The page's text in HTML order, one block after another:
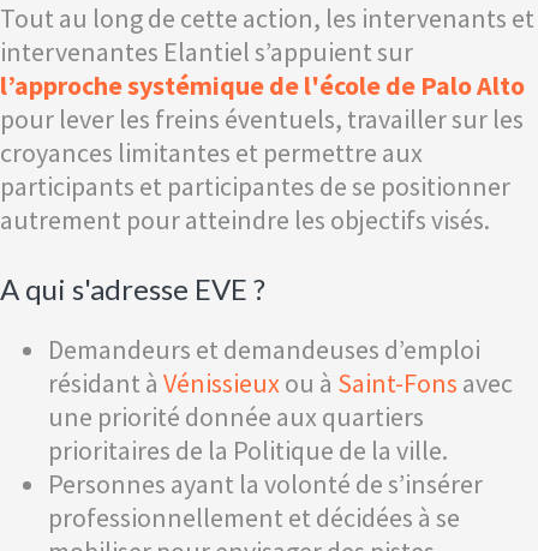
Tout au long de cette action, les intervenants et
intervenantes Elantiel s’appuient sur
l’approche systémique de l'école de Palo Alto
pour lever les freins éventuels, travailler sur les
croyances limitantes et permettre aux
participants et participantes de se positionner
autrement pour atteindre les objectifs visés.
A qui s'adresse EVE ?
Demandeurs et demandeuses d’emploi
résidant à Vénissieuxou à Saint-Fons avec
une priorité donnée aux quartiers
prioritaires de la Politique de la ville.
Personnes ayant la volonté de s’insérer
professionnellement et décidées à se